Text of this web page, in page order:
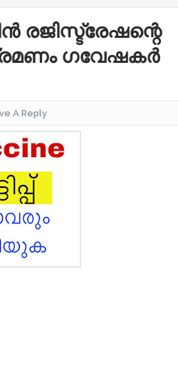
രജിസ്ട്രേഷന്റെ
ഗവേഷകർ
A Reply